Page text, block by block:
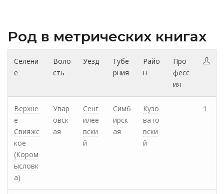
Род в метрических книгах
Селени
е
Воло
сть
Уезд
Губе
рния
Райо
н
Про
фесс
ия
Верхне
е
Свияжс
кое
(Кором
ысловк
а)
Увар
овск
ая
Сенг
илее
вски
й
Симб
ирск
ая
Кузо
вато
вски
й
1